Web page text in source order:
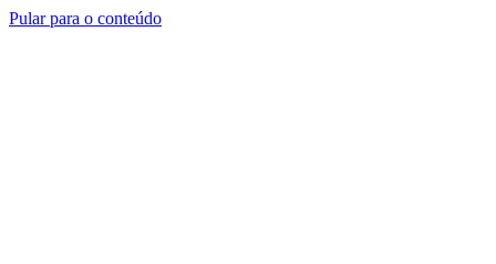
Pular para o conteúdo